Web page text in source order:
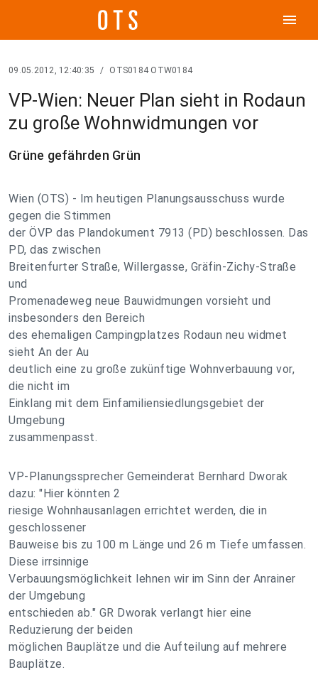
menu
09.05.2012, 12:40:35 / OTS0184 OTW0184
VP-Wien: Neuer Plan sieht in Rodaun
zu große Wohnwidmungen vor
Grüne gefährden Grün
Wien (OTS) - Im heutigen Planungsausschuss wurde
gegen die Stimmen
der ÖVP das Plandokument 7913 (PD) beschlossen. Das
PD, das zwischen
Breitenfurter Straße, Willergasse, Gräfin-Zichy-Straße
und
Promenadeweg neue Bauwidmungen vorsieht und
insbesonders den Bereich
des ehemaligen Campingplatzes Rodaun neu widmet
sieht An der Au
deutlich eine zu große zukünftige Wohnverbauung vor,
die nicht im
Einklang mit dem Einfamiliensiedlungsgebiet der
Umgebung
zusammenpasst.
VP-Planungssprecher Gemeinderat Bernhard Dworak
dazu: "Hier könnten 2
riesige Wohnhausanlagen errichtet werden, die in
geschlossener
Bauweise bis zu 100 m Länge und 26 m Tiefe umfassen.
Diese irrsinnige
Verbauungsmöglichkeit lehnen wir im Sinn der Anrainer
der Umgebung
entschieden ab." GR Dworak verlangt hier eine
Reduzierung der beiden
möglichen Bauplätze und die Aufteilung auf mehrere
Bauplätze.